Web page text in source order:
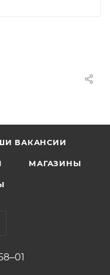
ВАКАНСИИ
МАГАЗИНЫ